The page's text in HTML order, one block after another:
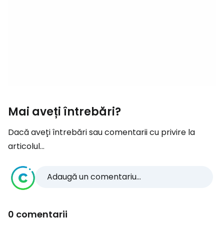
Mai aveți întrebări?
Dacă aveți întrebări sau comentarii cu privire la
articolul...
Adaugă un comentariu...
0 comentarii